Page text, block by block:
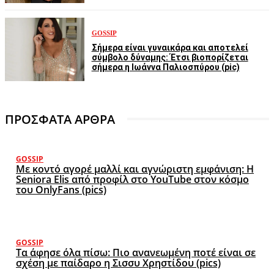
GOSSIP
Σήμερα είναι γυναικάρα και αποτελεί
σύμβολο δύναμης: Έτσι βιοπορίζεται
σήμερα η Ιωάννα Παλιοσπύρου (pic)
ΠΡΟΣΦΑΤΑ ΑΡΘΡΑ
GOSSIP
Με κοντό αγορέ μαλλί και αγνώριστη εμφάνιση: Η
Seniora Elis από προφίλ στο YouTube στον κόσμο
του OnlyFans (pics)
GOSSIP
Τα άφησε όλα πίσω: Πιο ανανεωμένη ποτέ είναι σε
σχέση με παίδαρο η Σισσυ Χρηστίδου (pics)